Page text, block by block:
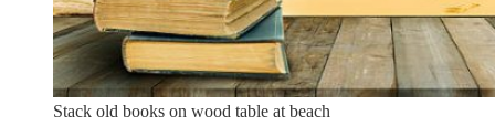
Stack old books on wood table at beach